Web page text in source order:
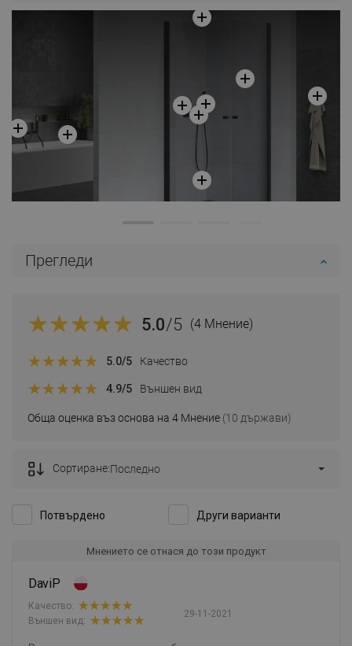
Прегледи
5.0/5 (4 Мнение)
Обща оценка въз основа на 4 Мнение (10 държави)
5.0/5 Качество
4.9/5 Външен вид
Потвърдено Други варианти
Сортиране:Последно
Мнението се отнася до този продукт
DaviP
29-11-2021
Качество:
Външен вид: